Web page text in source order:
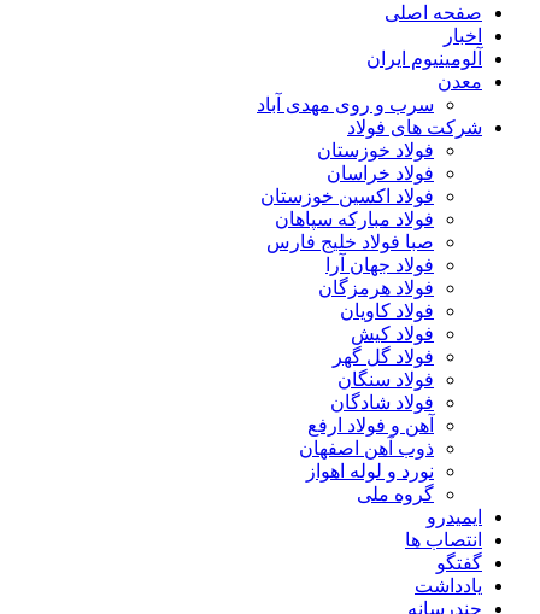
صفحه اصلی
اخبار
آلومینیوم ایران
معدن
سرب و روی مهدی آباد
شرکت های فولاد
فولاد خوزستان
فولاد خراسان
فولاد اکسین خوزستان
فولاد مبارکه سپاهان
صبا فولاد خلیج فارس
فولاد جهان آرا
فولاد هرمزگان
فولاد کاویان
فولاد کیش
فولاد گل گهر
فولاد سنگان
فولاد شادگان
آهن و فولاد ارفع
ذوب آهن اصفهان
نورد و لوله اهواز
گروه ملی
ایمیدرو
انتصاب ها
گفتگو
یادداشت
چندرسانه